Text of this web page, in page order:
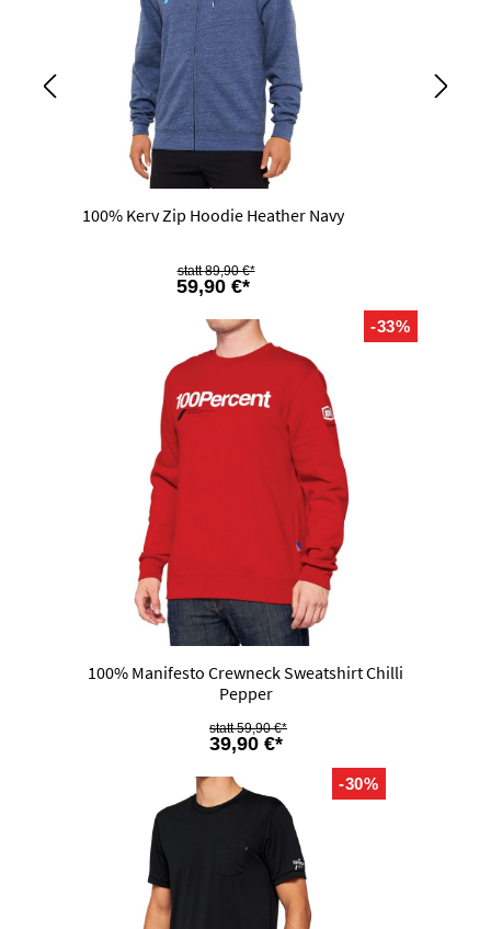
100% Kerv Zip Hoodie Heather Navy
59,90 €*
89,90 €*
-33%
100% Manifesto Crewneck Sweatshirt Chilli
Pepper
39,90 €*
59,90 €*
-30%